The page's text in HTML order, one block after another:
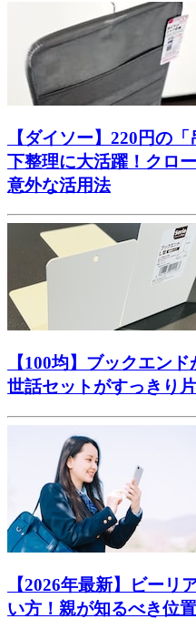
【ダイソー】220円の
下整理に大活躍！クロ
意外な活用法
【100均】ブックエン
世話セットがすっきり
【2026年最新】ビーリ
い方！親が知るべき位